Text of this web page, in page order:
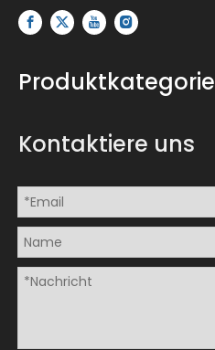
Produktkategorie
Kontaktiere uns